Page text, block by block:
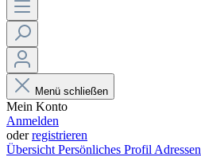
Menü schließen
Mein Konto
Anmelden
oderregistrieren
Übersicht Persönliches Profil Adressen